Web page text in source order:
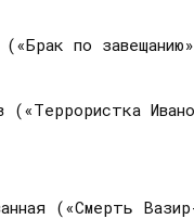
по
(«Террористка
(«Смерть